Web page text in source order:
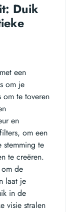
Duik
een
om je
te toveren
en
om een
te
te creëren.
om de
laat je
in de
visie stralen